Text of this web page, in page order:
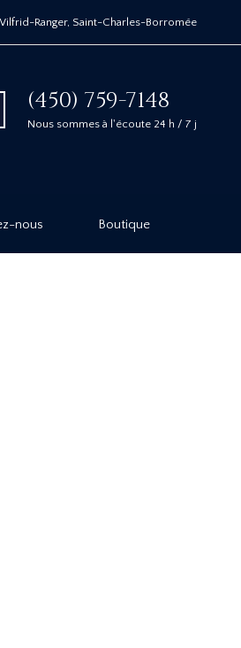
Ranger, Saint-Charles-Borromée
(450) 759-7148
Nous sommes à l'écoute 24 h / 7 j
nous Boutique